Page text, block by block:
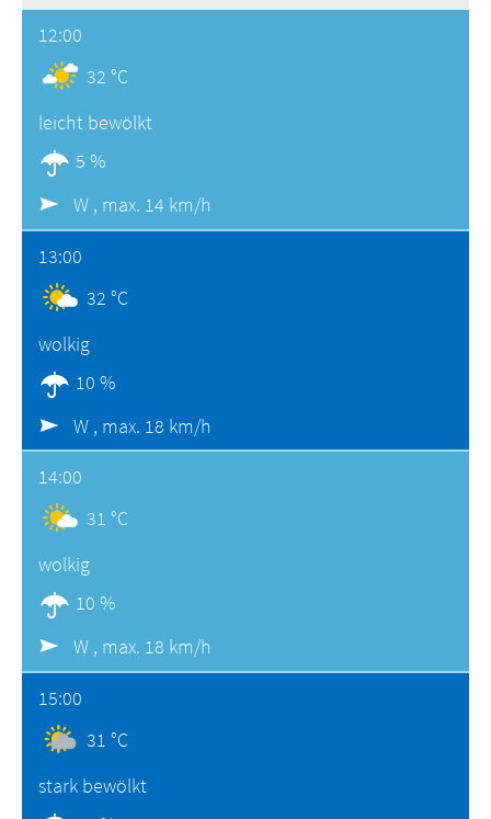
12:00
32 °C
leicht bewölkt
5 %
W , max. 14 km/h
13:00
32 °C
wolkig
10 %
W , max. 18 km/h
14:00
31 °C
wolkig
10 %
W , max. 18 km/h
15:00
31 °C
stark bewölkt